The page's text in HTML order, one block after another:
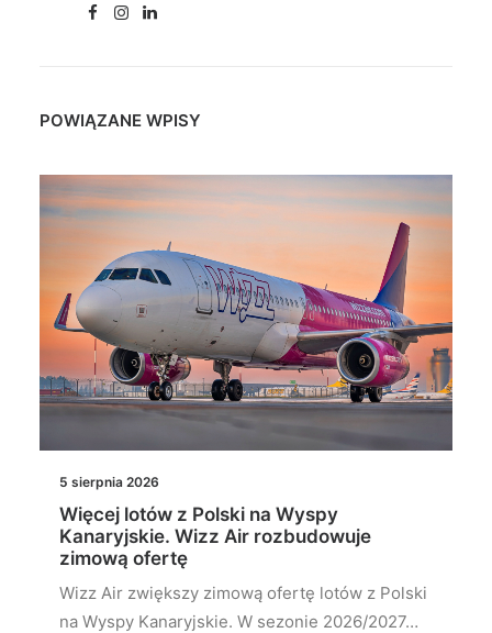
POWIĄZANE WPISY
5 sierpnia 2026
Więcej lotów z Polski na Wyspy
Kanaryjskie. Wizz Air rozbudowuje
zimową ofertę
Wizz Air zwiększy zimową ofertę lotów z Polski
na Wyspy Kanaryjskie. W sezonie 2026/2027…